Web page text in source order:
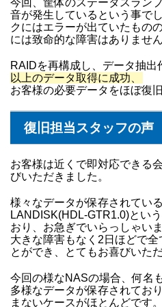
音が発生しているという事で
クにはエラーが出ていたもの
には致命的な障害はありません
RAIDを再構成し、データ抽出
以上のデータ取得に成功、
お客様の必要データをほぼ復
復旧担当スタッフの声
お客様は近くで即対応できる
びいただきました。
様々なデータが保存されてい
LANDISK(HDL-GTR1.0)とい
おり、お急ぎでいらっしゃいま
大きな障害もなく2日ほどで
とができ、とてもお喜びいた
今回の様なNASの場合、何名
多様なデータが保存されてお
まないケースがほとんどです。